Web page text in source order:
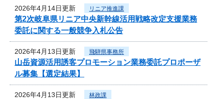
2026年4月14日更新 リニア推進課
第2次岐阜県リニア中央新幹線活用戦略改定支援業務
委託に関する一般競争入札公告
2026年4月13日更新 飛騨県事務所
山岳資源活用誘客プロモーション業務委託プロポーザ
ル募集【選定結果】
2026年4月13日更新 林政課